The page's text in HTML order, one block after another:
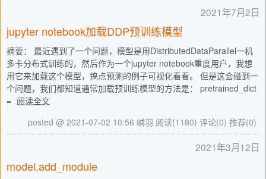
2021年7月2日
jupyter notebook加载DDP预训练模型
摘要： 最近遇到了一个问题，模型是用DistributedDataParallel一机
多卡分布式训练的，然后作为一个jupyter notebook重度用户，我想
用它来加载这个模型，搞点预测的例子可视化看看。 但是这会碰到一
个问题，我们都知道通常加载预训练模型的方法是： pretrained_dict
= 阅读全文
posted @ 2021-07-02 10:56 嶙羽 阅读(1180) 评论(0) 推荐(0)
2021年3月12日
model.add_module